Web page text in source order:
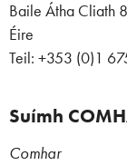
Baile Átha Cliath 8
Éire
Teil: +353 (0)1
Suímh
Comhar